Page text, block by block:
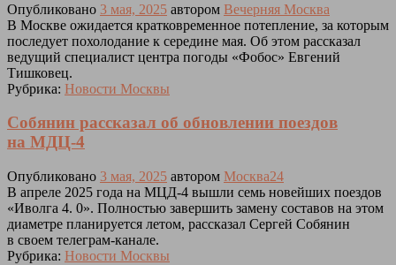
Опубликовано 3 мая, 2025 автором Вечерняя Москва
В Москве ожидается кратковременное потепление, за которым
последует похолодание к середине мая. Об этом рассказал
ведущий специалист центра погоды «Фобос» Евгений
Тишковец.
Рубрика: Новости Москвы
Собянин рассказал об обновлении поездов
на МДЦ-4
Опубликовано 3 мая, 2025 автором Москва24
В апреле 2025 года на МЦД-4 вышли семь новейших поездов
«Иволга 4. 0». Полностью завершить замену составов на этом
диаметре планируется летом, рассказал Сергей Собянин
в своем телеграм-канале.
Рубрика: Новости Москвы